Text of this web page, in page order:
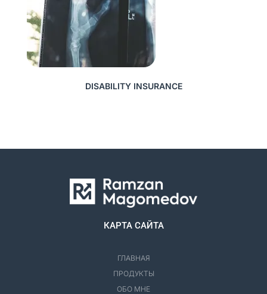
DISABILITY INSURANCE
КАРТА САЙТА
ГЛАВНАЯ
ПРОДУКТЫ
ОБО МНЕ